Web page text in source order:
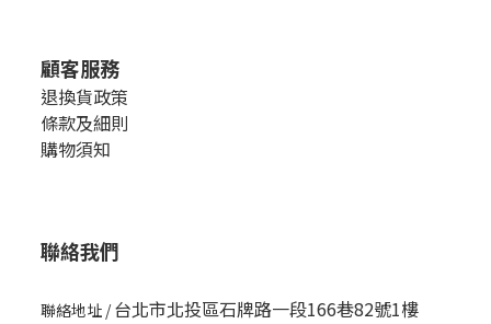
顧客服務
退換貨政策
條款及細則
購物須知
聯絡我們
聯絡地址 /台北市北投區石牌路一段166巷82號1樓